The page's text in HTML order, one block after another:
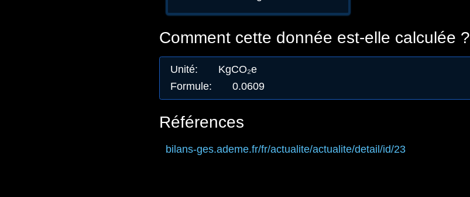
Comment cette donnée est-elle calculée ?
Unité:
KgCO₂e
Formule: 0.0609
Références
bilans-ges.ademe.fr/fr/actualite/actualite/detail/id/23